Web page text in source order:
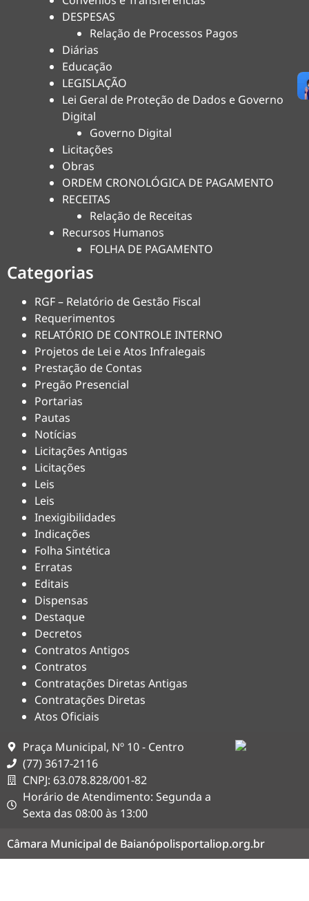
DESPESAS
Relação de Processos Pagos
Diárias
Educação
LEGISLAÇÃO
Lei Geral de Proteção de Dados e Governo
Digital
Governo Digital
Licitações
Obras
ORDEM CRONOLÓGICA DE PAGAMENTO
RECEITAS
Relação de Receitas
Recursos Humanos
FOLHA DE PAGAMENTO
Categorias
RGF – Relatório de Gestão Fiscal
Requerimentos
RELATÓRIO DE CONTROLE INTERNO
Projetos de Lei e Atos Infralegais
Prestação de Contas
Pregão Presencial
Portarias
Pautas
Notícias
Licitações Antigas
Licitações
Leis
Leis
Inexigibilidades
Indicações
Folha Sintética
Erratas
Editais
Dispensas
Destaque
Decretos
Contratos Antigos
Contratos
Contratações Diretas Antigas
Contratações Diretas
Atos Oficiais
Praça Municipal, Nº 10 - Centro
(77) 3617-2116
CNPJ: 63.078.828/001-82
Horário de Atendimento: Segunda a
Sexta das 08:00 às 13:00
Câmara Municipal de Baianópolisportaliop.org.br